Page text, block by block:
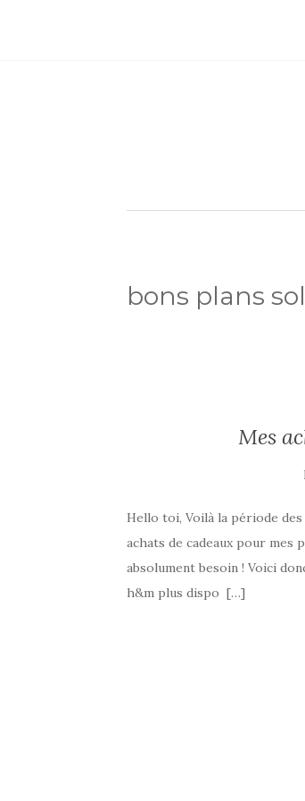
bons plans
Mes
Hello toi, Voilà la période
achats de cadeaux pour mes
absolument besoin ! Voici
h&m plus dispo […]